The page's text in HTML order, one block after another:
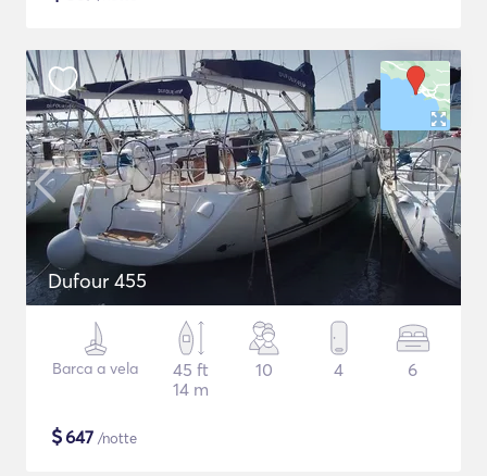
Dufour 455
Barca a vela
45 ft
14 m
10 4 6
$647 /notte